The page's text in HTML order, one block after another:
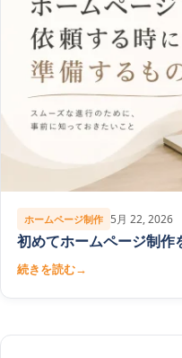
ホームページ制作 5月 22, 2026
初めてホームページ制作
続きを読む→